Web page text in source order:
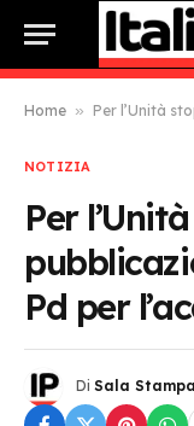
Home » Per l’Unità stop
NOTIZIA
Per
Pd per
Di Sala Stampa